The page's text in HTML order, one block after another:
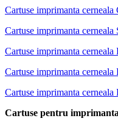
Cartuse imprimanta
Cartuse imprimanta
Cartuse imprimanta
Cartuse imprimanta
Cartuse imprimanta cerneala
Cartuse pentru imprimanta